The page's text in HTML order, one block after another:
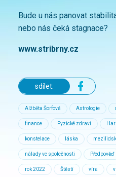
Bude u nás panovat
nebo nás čeká stagnace?
www.stribrny.cz
sdílet:
Alžběta Šorfová Astrologie
finance Fyzické zdraví
konstelace láska
nálady ve společnosti Předpověď
rok 2022 Štěstí víra